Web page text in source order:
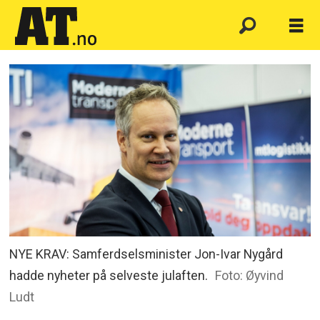
NYE KRAV: Samferdselsminister Jon-Ivar Nygård
hadde nyheter på selveste julaften. Foto: Øyvind
Ludt